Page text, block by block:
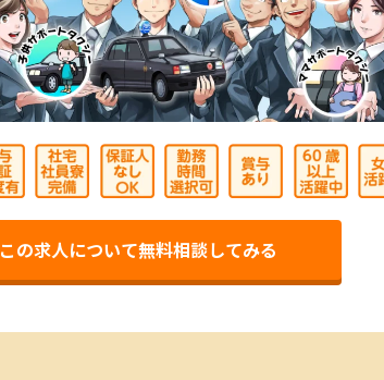
この求人について無料相談してみる